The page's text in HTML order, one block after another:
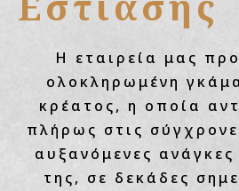
Η εταιρεία μας
ολοκληρωμένη
κρέατος, η οποία
πλήρως στις
αυξανόμενες
της, σε δεκάδες